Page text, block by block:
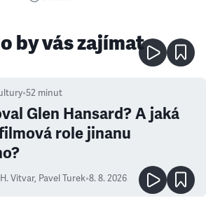
by vás zajímat
•52 minut
Glen Hansard? A jaká
role jinanu
Vitvar, Pavel Turek•8. 8. 2026